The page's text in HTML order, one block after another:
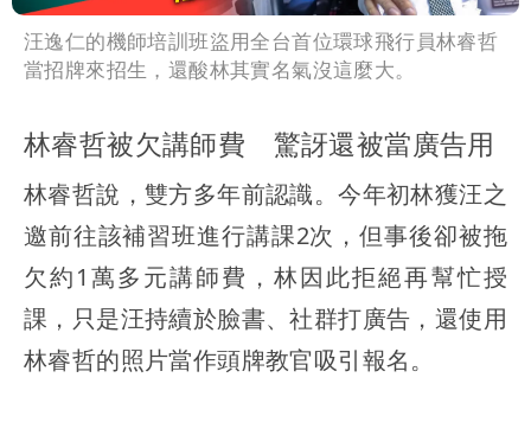
汪逸仁的機師培訓班盜用全台首位環球飛行員林睿哲
當招牌來招生，還酸林其實名氣沒這麼大。
林睿哲被欠講師費 驚訝還被當廣告用
林睿哲說，雙方多年前認識。今年初林獲汪之
邀前往該補習班進行講課2次，但事後卻被拖
欠約1萬多元講師費，林因此拒絕再幫忙授
課，只是汪持續於臉書、社群打廣告，還使用
林睿哲的照片當作頭牌教官吸引報名。